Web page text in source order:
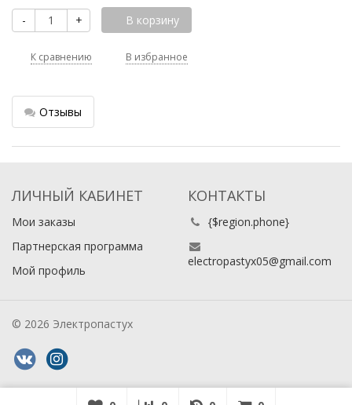
- + В корзину
К сравнению В избранное
Отзывы
ЛИЧНЫЙ КАБИНЕТ
Мои заказы
Партнерская программа
Мой профиль
КОНТАКТЫ
{$region.phone}
electropastyx05@gmail.com
© 2026 Электропастух